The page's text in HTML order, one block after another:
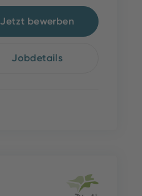
Jetzt bewerben
Jobdetails